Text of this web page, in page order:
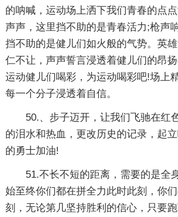
的呐喊，运动场上洒下我们青春的点
声声，这里挡不助的是青春活力;枪声
挡不助的是健儿们如火般的气势。英
仁不让，声声誓言浸透着健儿们的昂
运动健儿们喝彩，为运动喝彩吧!场上
每一个分子浸透着自信。
50.、步子迈开，让我们飞驰在红
的泪水和热血，更改历史的记录，起
的勇士加油!
51.不长不短的距离，需要的是全
始至终你们都在拼全力此时此刻，你
刻，无论第几坚持胜利的信心，只要